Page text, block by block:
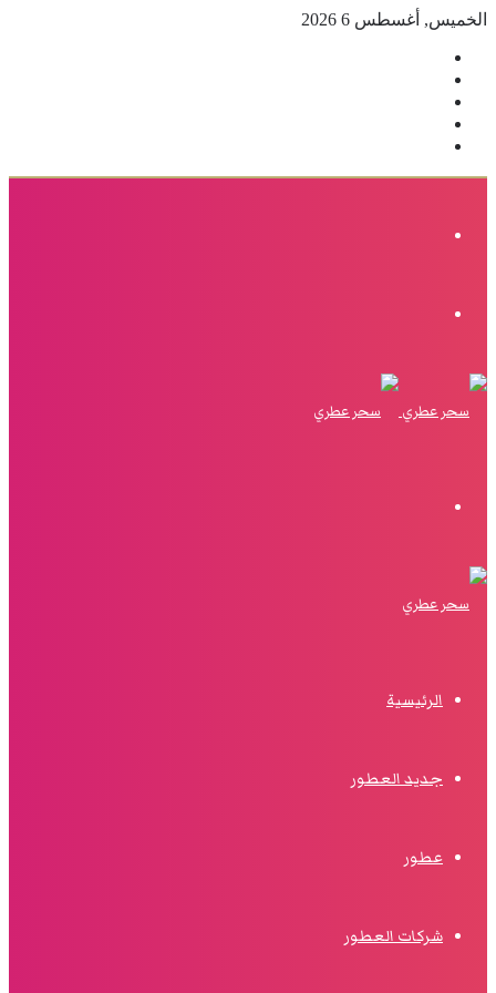
الخميس, أغسطس 6 2026
الرئيسية
جديد العطور
عطور
شركات العطور